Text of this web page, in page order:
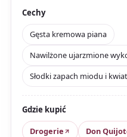
przesuwanie palców i
zapach. Polecany, by
włosy domiękkiego,
Zapach jest słodko
nie jest natarczywy.
pamiątką, a dzięki
przetestować.
Cechy
Gęsta kremowa piana
Nawilżone ujarzmione
Słodki zapach miodu i
Gdzie kupić
Drogerie
Don